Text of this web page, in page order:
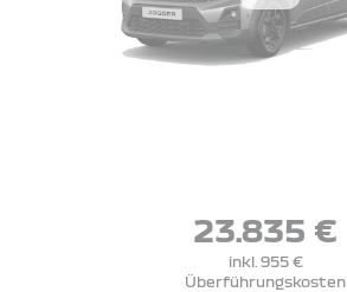
23.835 €
inkl. 955 €
Überführungskosten